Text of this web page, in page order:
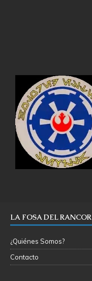
LA FOSA DEL RANCOR
¿Quiénes Somos?
Contacto